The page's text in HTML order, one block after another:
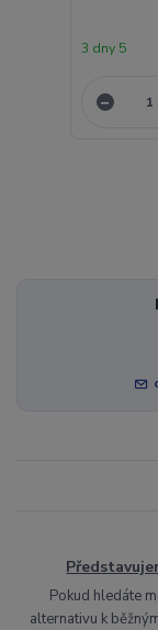
3 dny 5
Pokud hledáte
alternativu k